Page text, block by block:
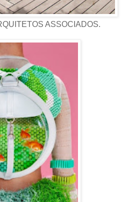
ASSOCIADOS.